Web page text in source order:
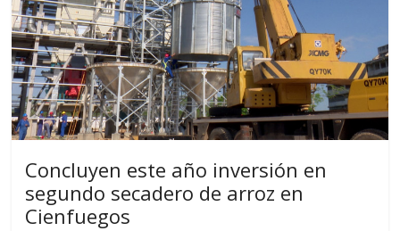
Concluyen este año inversión en
segundo secadero de arroz en
Cienfuegos